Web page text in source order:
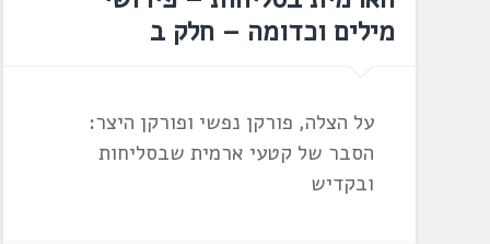
מילים וכדומה – חלק ב
על הצלה, פורקן נפשי ופורקן היצר:
הסבר של קטעי ארמית שבסליחות
ובקדיש